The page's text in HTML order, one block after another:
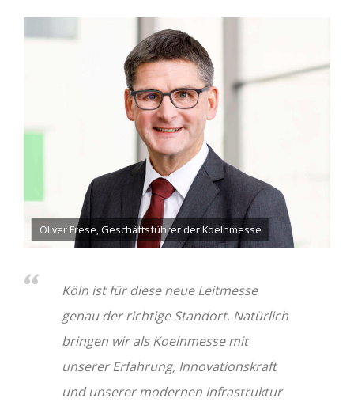
Oliver Frese, Geschäftsführer der Koelnmesse
Köln ist für diese neue Leitmesse
genau der richtige Standort. Natürlich
bringen wir als Koelnmesse mit
unserer Erfahrung, Innovationskraft
und unserer modernen Infrastruktur